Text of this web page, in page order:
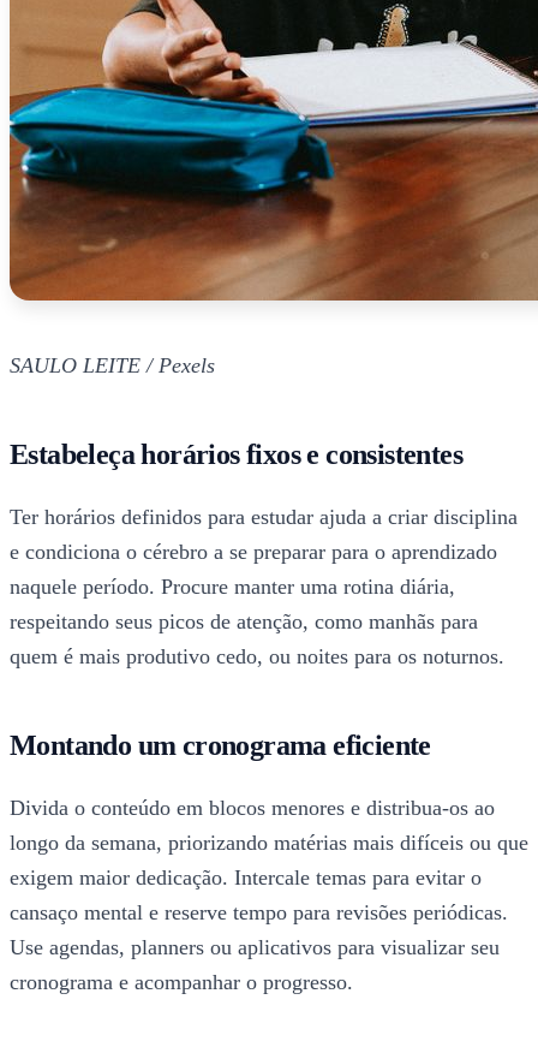
SAULO LEITE / Pexels
Estabeleça horários fixos e consistentes
Ter horários definidos para estudar ajuda a criar disciplina
e condiciona o cérebro a se preparar para o aprendizado
naquele período. Procure manter uma rotina diária,
respeitando seus picos de atenção, como manhãs para
quem é mais produtivo cedo, ou noites para os noturnos.
Montando um cronograma eficiente
Divida o conteúdo em blocos menores e distribua-os ao
longo da semana, priorizando matérias mais difíceis ou que
exigem maior dedicação. Intercale temas para evitar o
cansaço mental e reserve tempo para revisões periódicas.
Use agendas, planners ou aplicativos para visualizar seu
cronograma e acompanhar o progresso.